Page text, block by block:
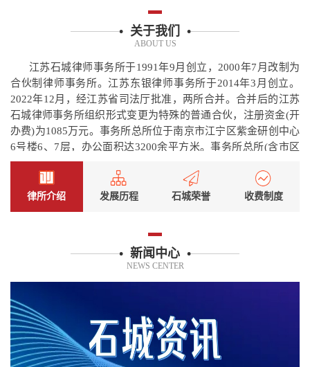
• 关于我们 •
ABOUT US
江苏石城律师事务所于1991年9月创立，2000年7月改制为
合伙制律师事务所。江苏东银律师事务所于2014年3月创立。
2022年12月，经江苏省司法厅批准，两所合并。合并后的江苏
石城律师事务所组织形式变更为特殊的普通合伙，注册资金(开
办费)为1085万元。事务所总所位于南京市江宁区紫金研创中心
6号楼6、7层，办公面积达3200余平方米。事务所总所(含市区
办公室)有180余名律师。事务所另设有
淳、苏州、无锡、常州、徐州、盐城、淮安、南通、连云
港、西藏米林分所。2025年3月17日，石城启邦显辉（南京）
联营律师事务所获批成立。石城启邦显辉（南京）联营律师事
260余名，是江苏省规模较大的律师事务所之一。
客户的信赖，也赢得广阔的自身发展空间。
律所介绍 发展历程 石城荣誉 收费制度
• 新闻中心 •
NEWS CENTER